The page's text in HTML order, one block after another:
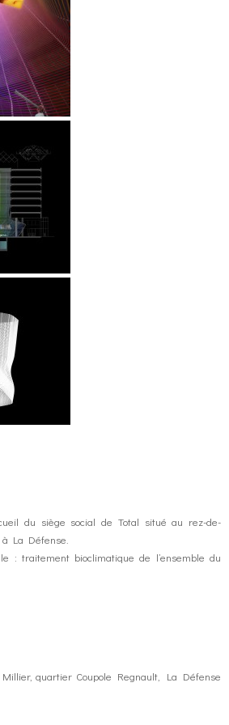
du siège social de Total situé au rez-de-
à La Défense.
: traitement bioclimatique de l’ensemble du
quartier Coupole Regnault, La Défense